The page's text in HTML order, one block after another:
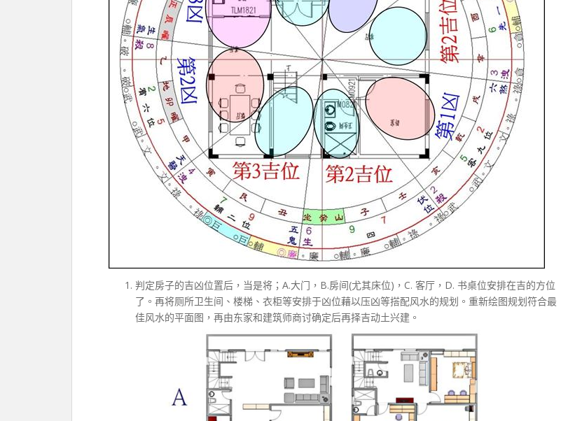
判定房子的吉凶位置后，当是将；A.大门，B.房间(尤其床位)，C. 客厅，D. 书桌位安排在吉的方位
了。再将厕所卫生间、楼梯、衣柜等安排于凶位藉以压凶等搭配风水的规划。重新绘图规划符合最
佳风水的平面图，再由东家和建筑师商讨确定后再择吉动土兴建。